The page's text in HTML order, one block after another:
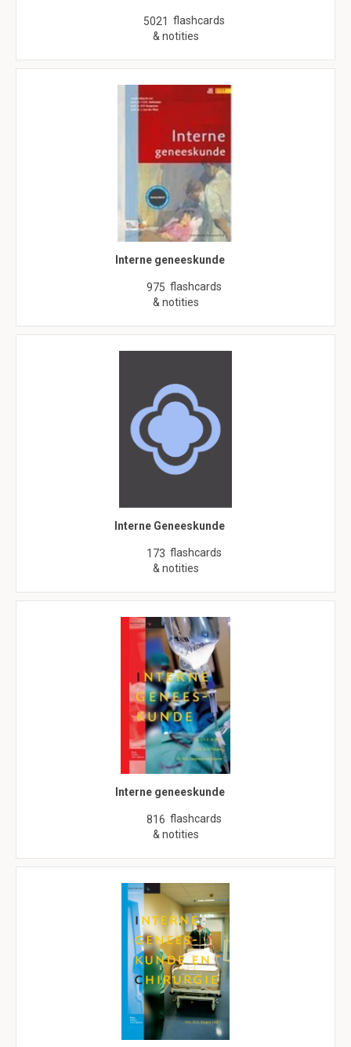
5021 flashcards
& notities
Interne geneeskunde
975 flashcards
& notities
Interne Geneeskunde
173 flashcards
& notities
Interne geneeskunde
816 flashcards
& notities